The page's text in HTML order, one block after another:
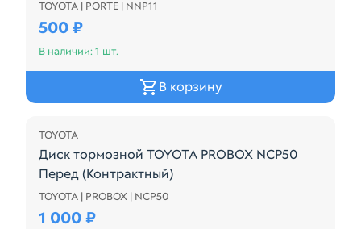
Диск тормозной TOYOTA PORTE NNP11 Перед Лев
TOYOTA | PORTE | NNP11
500 ₽
В наличии: 1 шт.
В корзину
TOYOTA
Диск тормозной TOYOTA PROBOX NCP50
Перед (Контрактный)
Диск тормозной TOYOTA PROBOX NCP50 Перед
TOYOTA | PROBOX | NCP50
1 000 ₽